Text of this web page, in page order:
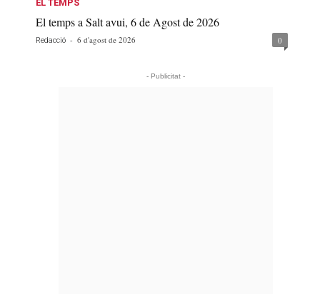
EL TEMPS
El temps a Salt avui, 6 de Agost de 2026
Redacció - 6 d'agost de 2026 0
- Publicitat -